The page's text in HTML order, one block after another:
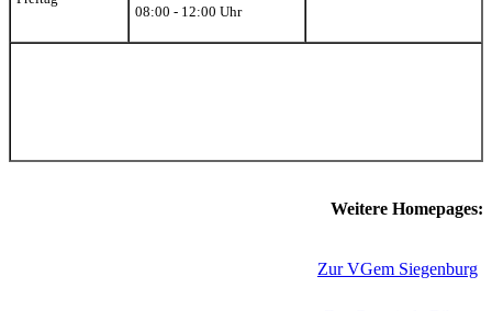
08:00 - 12:00 Uhr
Weitere Homepages:
Zur VGem Siegenburg